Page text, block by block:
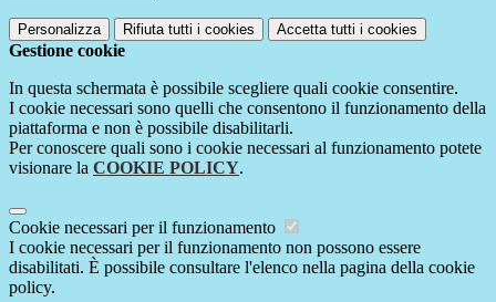
Personalizza Rifiuta tutti i cookies Accetta tutti i cookies
Gestione cookie
In questa schermata è possibile scegliere quali cookie consentire.
I cookie necessari sono quelli che consentono il funzionamento della
piattaforma e non è possibile disabilitarli.
Per conoscere quali sono i cookie necessari al funzionamento potete
visionare la COOKIE POLICY.
Cookie necessari per il funzionamento
I cookie necessari per il funzionamento non possono essere
disabilitati. È possibile consultare l'elenco nella pagina della cookie
policy.